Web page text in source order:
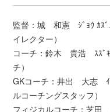
監督：城 和憲 ｼﾞｮｳ ｶｽﾞ
イレクター）
コーチ：鈴木 貴浩 ｽｽﾞｷ
チ）
GKコーチ：井出 大志 ｲ
ルコーチングスタッフ）
フィジカルコーチ：芝田